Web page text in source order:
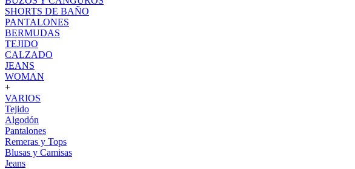
SHORTS DE BAÑO
PANTALONES
BERMUDAS
TEJIDO
CALZADO
JEANS
WOMAN
+
VARIOS
Tejido
Algodón
Pantalones
Remeras y Tops
Blusas y Camisas
Jeans